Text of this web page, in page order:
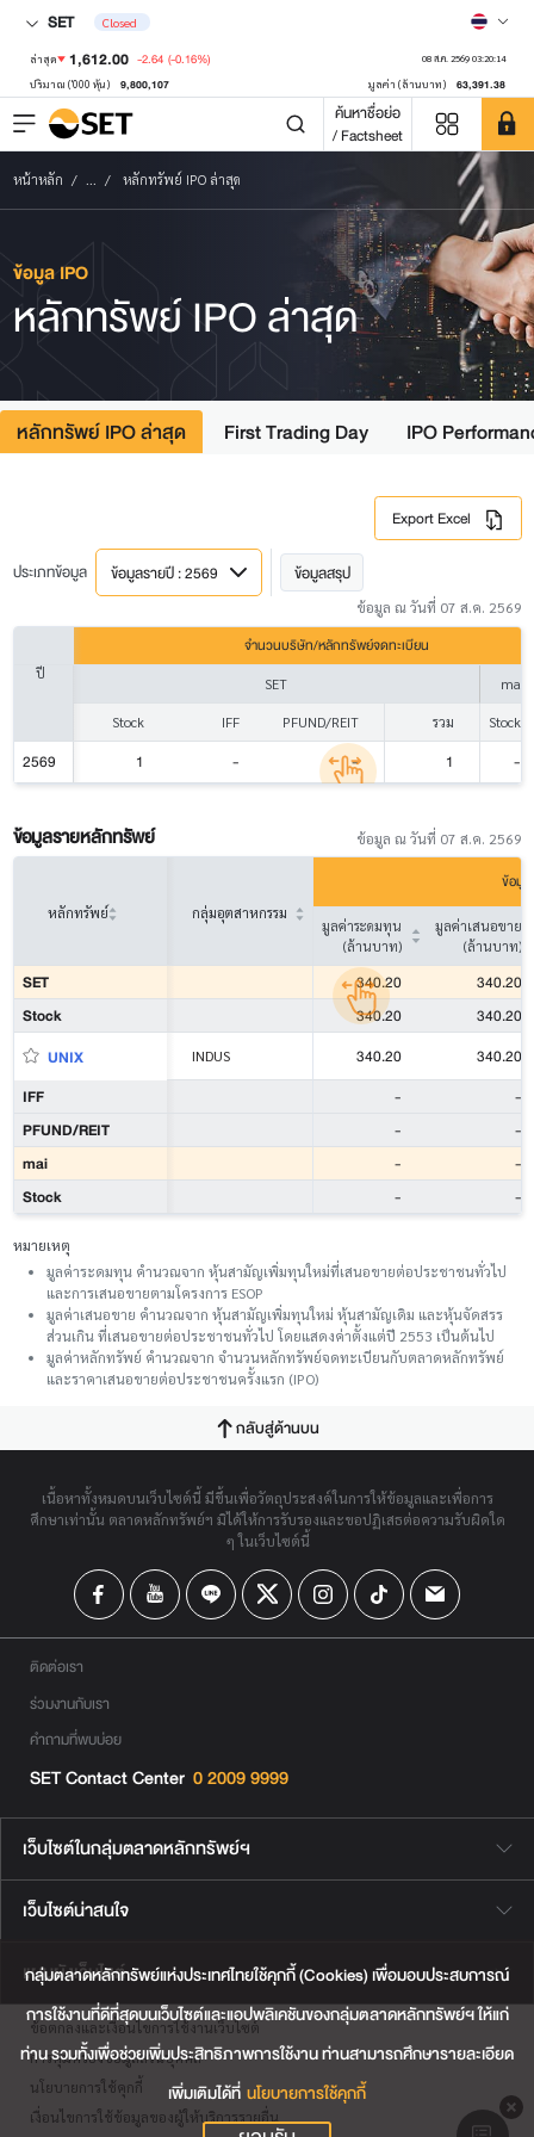
SET Closed
ล่าสุด 1,612.00 -2.64 (-0.16%) 08 ส.ค. 2569 03:20:14
ปริมาณ ('000 หุ้น) 9,800,107 มูลค่า (ล้านบาท) 63,391.38
ค้นหาชื่อย่อ
/ Factsheet
หน้าหลัก ... หลักทรัพย์ IPO ล่าสุด
ข้อมูล IPO
หลักทรัพย์ IPO ล่าสุด
หลักทรัพย์ IPO ล่าสุด First Trading Day IPO
Export Excel
ประเภทข้อมูล ข้อมูลรายปี : 2569 ข้อมูลสรุป
ข้อมูล ณ วันที่ 07 ส.ค. 2569
จำนวนบริษัท/หลักทรัพย์จดทะเบียน
ปี
SET mai
Stock IFF PFUND/REIT รวม Stock
2569 1 - - 1 -
ข้อมูลรายหลักทรัพย์ ข้อมูล ณ วันที่ 07 ส.ค. 2569
ข้อมู
หลักทรัพย์ กลุ่มอุตสาหกรรม
มูลค่าระดมทุน
(ล้านบาท)
มูลค่าเสนอขาย
(ล้านบาท)
SET 340.20
340.20
Stock
340.20
340.20
UNIX
INDUS 340.20
340.20
IFF
-
-
PFUND/REIT
-
-
mai
-
-
Stock
- -
หมายเหตุ
มูลค่าระดมทุน คำนวณจาก หุ้นสามัญเพิ่มทุนใหม่ที่เสนอขายต่อประชาชนทั่วไป
และการเสนอขายตามโครงการ ESOP
มูลค่าเสนอขาย คำนวณจาก หุ้นสามัญเพิ่มทุนใหม่ หุ้นสามัญเดิม และหุ้นจัดสรร
ส่วนเกิน ที่เสนอขายต่อประชาชนทั่วไป โดยแสดงค่าตั้งแต่ปี 2553 เป็นต้นไป
มูลค่าหลักทรัพย์ คำนวณจาก จำนวนหลักทรัพย์จดทะเบียนกับตลาดหลักทรัพย์
และราคาเสนอขายต่อประชาชนครั้งแรก (IPO)
กลับสู่ด้านบน
เนื้อหาทั้งหมดบนเว็บไซต์นี้ มีขึ้นเพื่อวัตถุประสงค์ในการให้ข้อมูลและเพื่อการ
ศึกษาเท่านั้น ตลาดหลักทรัพย์ฯ มิได้ให้การรับรองและขอปฏิเสธต่อความรับผิดใด
ๆ ในเว็บไซต์นี้
ติดต่อเรา
ร่วมงานกับเรา
คำถามที่พบบ่อย
SET Contact Center 0 2009 9999
เว็บไซต์ในกลุ่มตลาดหลักทรัพย์ฯ
เว็บไซต์น่าสนใจ
แผนผังเว็บไซต์
ข้อตกลงและเงื่อนไขการใช้งานเว็บไซต์
การคุ้มครองข้อมูลส่วนบุคคล
นโยบายการใช้คุกกี้
เงื่อนไขการใช้ข้อมูลของผู้ให้บริการรายอื่น
กลุ่มตลาดหลักทรัพย์แห่งประเทศไทยใช้คุกกี้ (Cookies) เพื่อมอบประสบการณ์
การใช้งานที่ดีที่สุดบนเว็บไซต์และแอปพลิเคชันของกลุ่มตลาดหลักทรัพย์ฯ ให้แก่
ท่าน รวมทั้งเพื่อช่วยเพิ่มประสิทธิภาพการใช้งาน ท่านสามารถศึกษารายละเอียด
เพิ่มเติมได้ที่ นโยบายการใช้คุกกี้